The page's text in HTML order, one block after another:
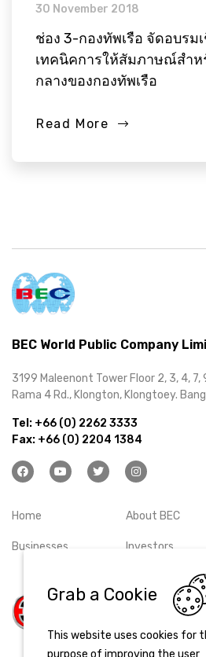
Grab a Cookie
This website uses cookies for
purpose of improving the user
30 November 2018
ช่อง 3-กองทัพเรือ จัดอบรม
เทคนิคการให้สัมภาษณ์สำห
กลางของกองทัพเรือ
Read More
BEC World Public Company
3199 Maleenont Tower Floor 2, 3, 4, 7,
Rama 4 Rd., Klongton, Klongtoey.
Tel: +66 (0) 2262 3333
Fax: +66 (0) 2204 1384
Home
Businesses
About BEC
Investors